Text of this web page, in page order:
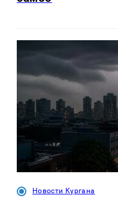
Новости Кургана